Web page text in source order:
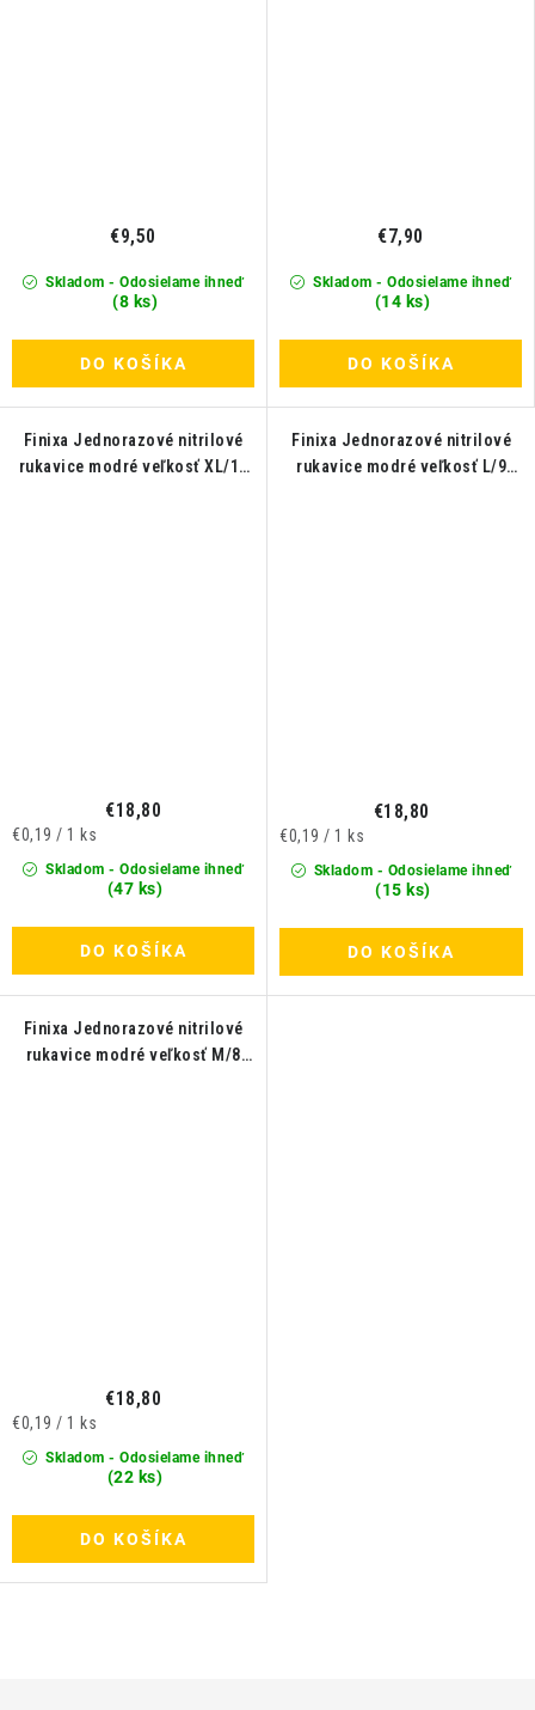
Skladom - Odosielame ihneď
(8 ks)
€9,50
DO KOŠÍKA
Skladom - Odosielame ihneď
(14 ks)
€7,90
DO KOŠÍKA
Finixa Jednorazové nitrilové
rukavice modré veľkosť XL/10
Skladom - Odosielame ihneď
(47 ks)
€18,80
Jednotková
cena:
€0,19 / 1 ks
DO KOŠÍKA
Finixa Jednorazové nitrilové
rukavice modré veľkosť L/9
Skladom - Odosielame ihneď
(15 ks)
€18,80
Jednotková
cena:
€0,19 / 1 ks
DO KOŠÍKA
Finixa Jednorazové nitrilové
rukavice modré veľkosť M/8
Skladom - Odosielame ihneď
(22 ks)
€18,80
Jednotková
cena:
€0,19 / 1 ks
DO KOŠÍKA